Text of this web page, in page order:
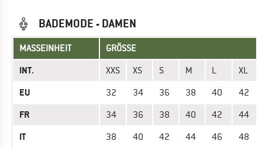
BADEMODE - DAMEN
MASSEINHEIT GRÖSSE
INT. XXS XS S M L XL
EU 32 34 36 38 40 42
FR 34 36 38 40 42 44
IT 38 40 42 44 46 48